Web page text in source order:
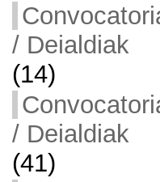
/ Deialdiak
(14)
/ Deialdiak
(41)